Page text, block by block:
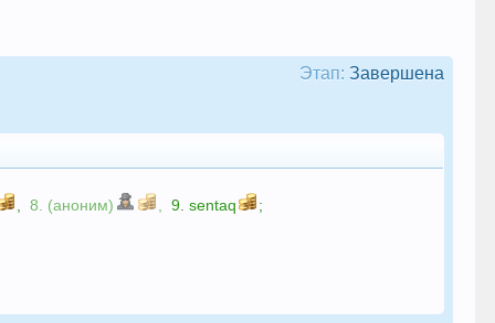
Этап: Завершена
8. (аноним) 9.sentaq
;